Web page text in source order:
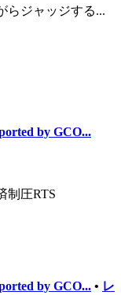
らジャッジする...
by GCO...
制圧RTS
by GCO... • レ